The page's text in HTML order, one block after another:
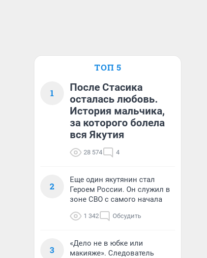
ТОП 5
1
После Стасика
осталась любовь.
История мальчика,
за которого болела
вся Якутия
28 574 4
2
Еще один якутянин стал
Героем России. Он служил в
зоне СВО с самого начала
1 342 Обсудить
3
«Дело не в юбке или
макияже». Следователь